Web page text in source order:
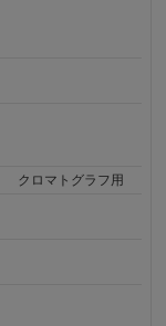
クロマトグラフ用